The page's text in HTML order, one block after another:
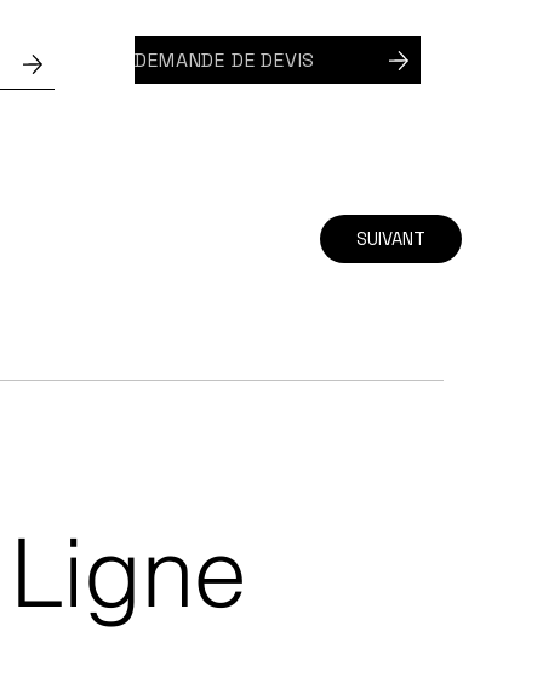
DEMANDE DE DEVIS
SUIVANT